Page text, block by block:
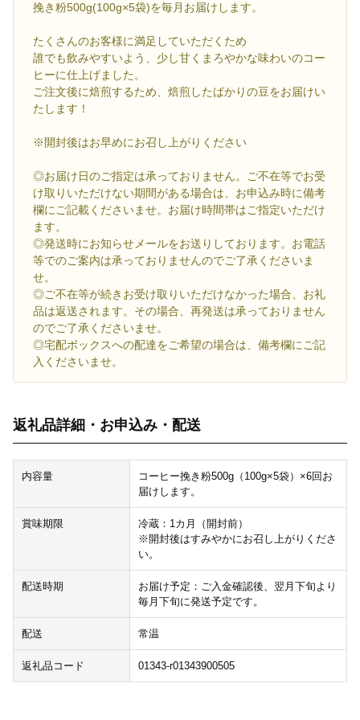
挽き粉500g(100g×5袋)を毎月お届けします。
たくさんのお客様に満足していただくため
誰でも飲みやすいよう、少し甘くまろやかな味わいのコー
ヒーに仕上げました。
ご注文後に焙煎するため、焙煎したばかりの豆をお届けい
たします！
※開封後はお早めにお召し上がりください
◎お届け日のご指定は承っておりません。ご不在等でお受
け取りいただけない期間がある場合は、お申込み時に備考
欄にご記載くださいませ。お届け時間帯はご指定いただけ
ます。
◎発送時にお知らせメールをお送りしております。お電話
等でのご案内は承っておりませんのでご了承くださいま
せ。
◎ご不在等が続きお受け取りいただけなかった場合、お礼
品は返送されます。その場合、再発送は承っておりません
のでご了承くださいませ。
◎宅配ボックスへの配達をご希望の場合は、備考欄にご記
入くださいませ。
返礼品詳細・お申込み・配送
内容量
コーヒー挽き粉500g（100g×5袋）×6回お
届けします。
賞味期限
冷蔵：1カ月（開封前）
※開封後はすみやかにお召し上がりくださ
い。
配送時期
お届け予定：ご入金確認後、翌月下旬より
毎月下旬に発送予定です。
配送 常温
返礼品コード 01343-r01343900505